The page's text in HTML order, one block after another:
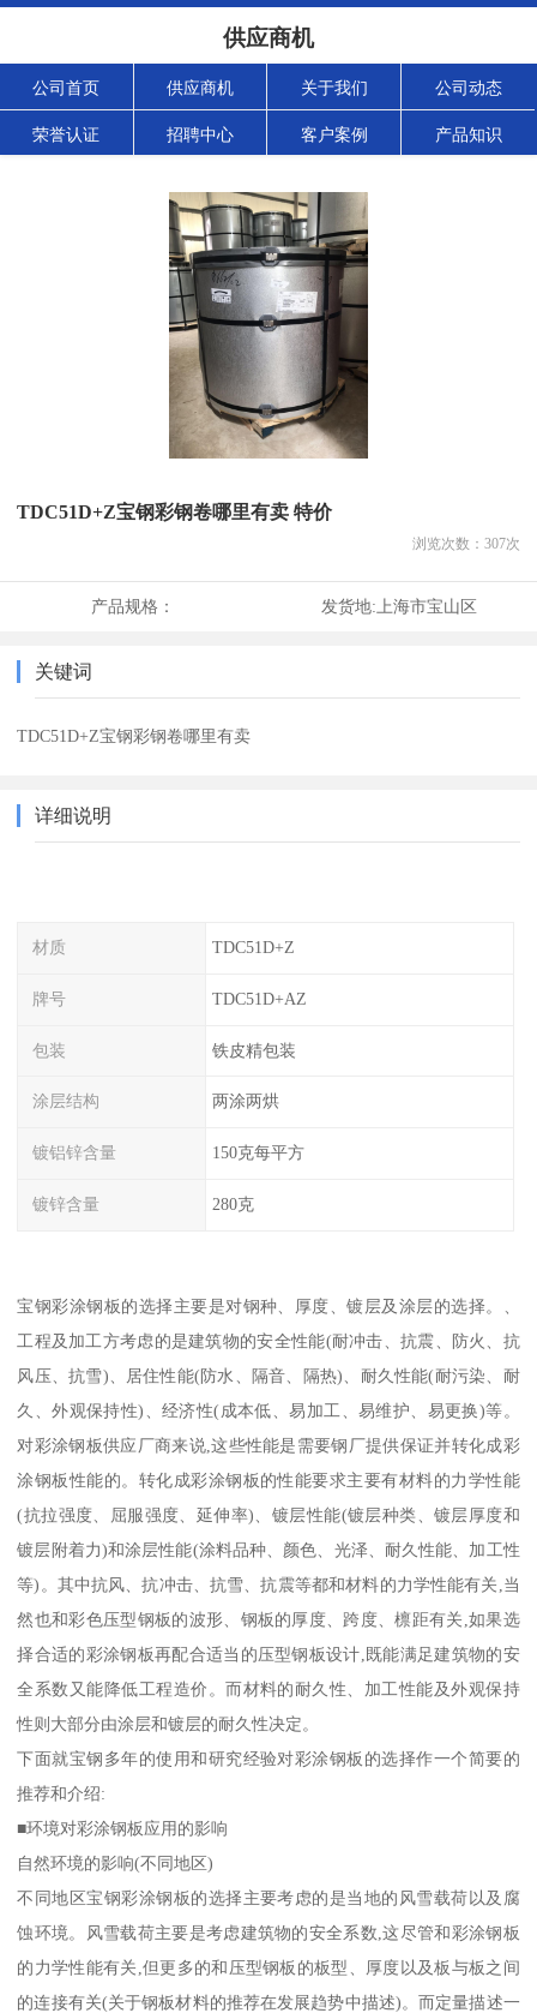
供应商机
公司首页 供应商机 关于我们 公司动态
荣誉认证 招聘中心 客户案例 产品知识
TDC51D+Z宝钢彩钢卷哪里有卖 特价
浏览次数： 307次
产品规格： 发货地: 上海市宝山区
关键词
TDC51D+Z宝钢彩钢卷哪里有卖
详细说明
材质 TDC51D+Z
牌号 TDC51D+AZ
包装 铁皮精包装
涂层结构 两涂两烘
镀铝锌含量 150克每平方
镀锌含量 280克
宝钢彩涂钢板的选择主要是对钢种、厚度、镀层及涂层的选择。、
工程及加工方考虑的是建筑物的安全性能(耐冲击、抗震、防火、抗
风压、抗雪)、居住性能(防水、隔音、隔热)、耐久性能(耐污染、耐
久、外观保持性)、经济性(成本低、易加工、易维护、易更换)等。
对彩涂钢板供应厂商来说,这些性能是需要钢厂提供保证并转化成彩
涂钢板性能的。转化成彩涂钢板的性能要求主要有材料的力学性能
(抗拉强度、屈服强度、延伸率)、镀层性能(镀层种类、镀层厚度和
镀层附着力)和涂层性能(涂料品种、颜色、光泽、耐久性能、加工性
等)。其中抗风、抗冲击、抗雪、抗震等都和材料的力学性能有关,当
然也和彩色压型钢板的波形、钢板的厚度、跨度、檩距有关,如果选
择合适的彩涂钢板再配合适当的压型钢板设计,既能满足建筑物的安
全系数又能降低工程造价。而材料的耐久性、加工性能及外观保持
性则大部分由涂层和镀层的耐久性决定。
下面就宝钢多年的使用和研究经验对彩涂钢板的选择作一个简要的
推荐和介绍:
■环境对彩涂钢板应用的影响
自然环境的影响(不同地区)
不同地区宝钢彩涂钢板的选择主要考虑的是当地的风雪载荷以及腐
蚀环境。风雪载荷主要是考虑建筑物的安全系数,这尽管和彩涂钢板
的力学性能有关,但更多的和压型钢板的板型、厚度以及板与板之间
的连接有关(关于钢板材料的推荐在发展趋势中描述)。而定量描述一